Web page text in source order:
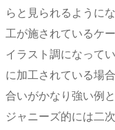
らと見られるように
工が施されているケ
イラスト調になって
に加工されている場
合いがかなり強い例
ジャニーズ的には二